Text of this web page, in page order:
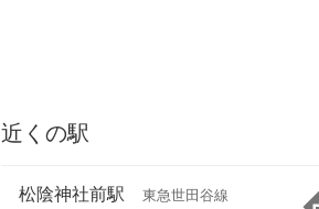
近くの駅
松陰神社前駅 東急世田谷線